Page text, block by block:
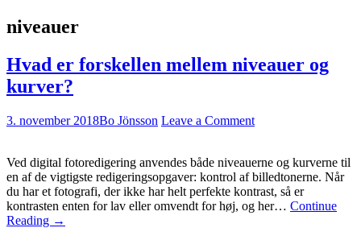
niveauer
Hvad er forskellen mellem niveauer og
kurver?
3. november 2018Bo Jönsson Leave a Comment
Ved digital fotoredigering anvendes både niveauerne og kurverne til
en af de vigtigste redigeringsopgaver: kontrol af billedtonerne. Når
du har et fotografi, der ikke har helt perfekte kontrast, så er
kontrasten enten for lav eller omvendt for høj, og her… Continue
Reading →